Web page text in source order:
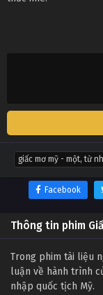
giấc mơ mỹ - một, từ
Facebook
Thông tin phim
Trong phim tài liệu
luận về hành trình
nhập quốc tịch Mỹ.